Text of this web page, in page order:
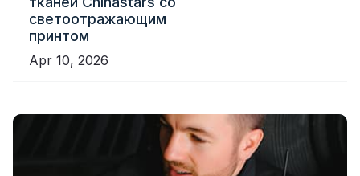
светоотражающим
принтом
Apr 10, 2026